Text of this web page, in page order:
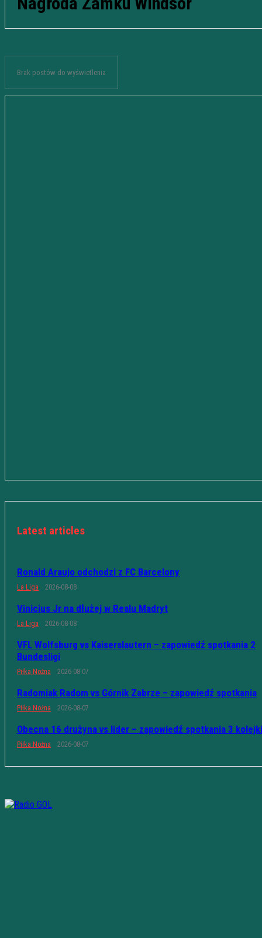
Brak postów do wyświetlenia
Latest articles
Ronald Araujo odchodzi z FC Barcelony
La Liga 2026-08-08
Vinicius Jr na dłużej w Realu Madryt
La Liga 2026-08-08
VFL Wolfsburg vs Kaiserslautern – zapowiedź spotkania 2
Bundesligi
Piłka Nożna 2026-08-07
Radomiak Radom vs Górnik Zabrze – zapowiedź spotkania
Piłka Nożna 2026-08-07
Obecna 16 drużyna vs lider – zapowiedź spotkania 3 kolejki
Piłka Nożna 2026-08-07